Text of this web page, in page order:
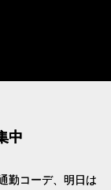
中
勤コーデ、明日は